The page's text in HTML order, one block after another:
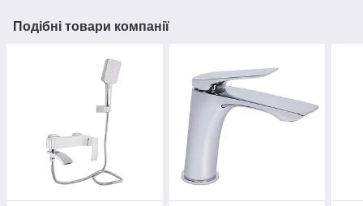
Подібні товари компанії